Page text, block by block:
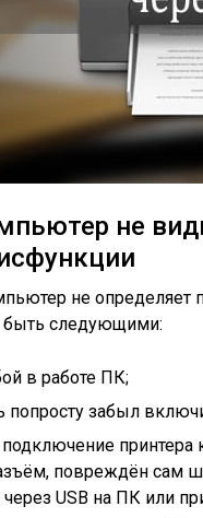
не
не определяет
быть следующими:
в работе ПК;
попросту забыл
повреждён сам
USB на ПК или